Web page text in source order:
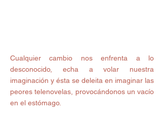
Cualquier cambio nos enfrenta a lo
desconocido, echa a volar nuestra
imaginación y ésta se deleita en imaginar las
peores telenovelas, provocándonos un vacío
en el estómago.